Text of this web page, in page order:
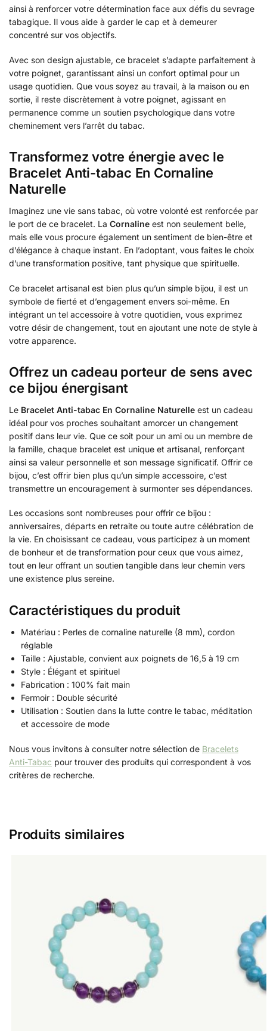
ainsi à renforcer votre détermination face aux défis du sevrage
tabagique. Il vous aide à garder le cap et à demeurer
concentré sur vos objectifs.
Avec son design ajustable, ce bracelet s’adapte parfaitement à
votre poignet, garantissant ainsi un confort optimal pour un
usage quotidien. Que vous soyez au travail, à la maison ou en
sortie, il reste discrètement à votre poignet, agissant en
permanence comme un soutien psychologique dans votre
cheminement vers l’arrêt du tabac.
Transformez votre énergie avec le
Bracelet Anti-tabac En Cornaline
Naturelle
Imaginez une vie sans tabac, où votre volonté est renforcée par
le port de ce bracelet. La Cornaline est non seulement belle,
mais elle vous procure également un sentiment de bien-être et
d’élégance à chaque instant. En l’adoptant, vous faites le choix
d’une transformation positive, tant physique que spirituelle.
Ce bracelet artisanal est bien plus qu’un simple bijou, il est un
symbole de fierté et d’engagement envers soi-même. En
intégrant un tel accessoire à votre quotidien, vous exprimez
votre désir de changement, tout en ajoutant une note de style à
votre apparence.
Offrez un cadeau porteur de sens avec
ce bijou énergisant
Le Bracelet Anti-tabac En Cornaline Naturelle est un cadeau
idéal pour vos proches souhaitant amorcer un changement
positif dans leur vie. Que ce soit pour un ami ou un membre de
la famille, chaque bracelet est unique et artisanal, renforçant
ainsi sa valeur personnelle et son message significatif. Offrir ce
bijou, c’est offrir bien plus qu’un simple accessoire, c’est
transmettre un encouragement à surmonter ses dépendances.
Les occasions sont nombreuses pour offrir ce bijou :
anniversaires, départs en retraite ou toute autre célébration de
la vie. En choisissant ce cadeau, vous participez à un moment
de bonheur et de transformation pour ceux que vous aimez,
tout en leur offrant un soutien tangible dans leur chemin vers
une existence plus sereine.
Caractéristiques du produit
Matériau : Perles de cornaline naturelle (8 mm), cordon
réglable
Taille : Ajustable, convient aux poignets de 16,5 à 19 cm
Style : Élégant et spirituel
Fabrication : 100% fait main
Fermoir : Double sécurité
Utilisation : Soutien dans la lutte contre le tabac, méditation
et accessoire de mode
Nous vous invitons à consulter notre sélection de Bracelets
Anti-Tabac pour trouver des produits qui correspondent à vos
critères de recherche.
Produits similaires